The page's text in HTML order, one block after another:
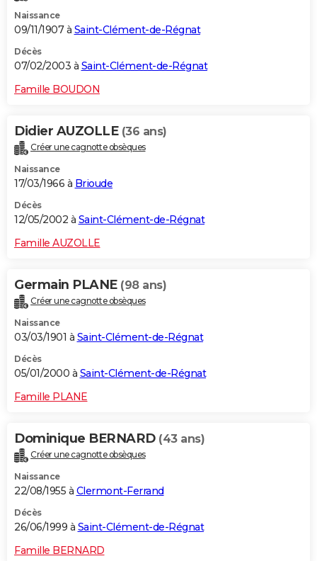
Naissance
09/11/1907 à Saint-Clément-de-Régnat
Décès
07/02/2003 à Saint-Clément-de-Régnat
Famille BOUDON
Didier AUZOLLE (36 ans)
Créer une cagnotte obsèques
Naissance
17/03/1966 à Brioude
Décès
12/05/2002 à Saint-Clément-de-Régnat
Famille AUZOLLE
Germain PLANE (98 ans)
Créer une cagnotte obsèques
Naissance
03/03/1901 à Saint-Clément-de-Régnat
Décès
05/01/2000 à Saint-Clément-de-Régnat
Famille PLANE
Dominique BERNARD (43 ans)
Créer une cagnotte obsèques
Naissance
22/08/1955 à Clermont-Ferrand
Décès
26/06/1999 à Saint-Clément-de-Régnat
Famille BERNARD